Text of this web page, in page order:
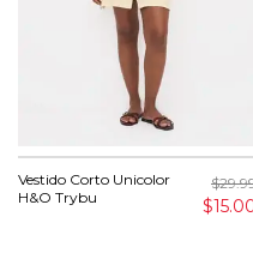
Vestido Corto Unicolor
H&O Trybu